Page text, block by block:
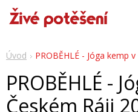
Úvod PROBĚHLÉ - Jóga kemp
PROBĚHLÉ -
Českém Ráji